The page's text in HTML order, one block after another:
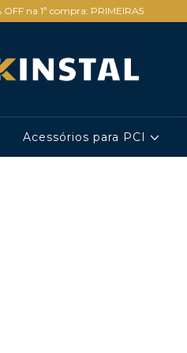
OFF na 1ª compra: PRIMEIRA5
Acessórios para PCI